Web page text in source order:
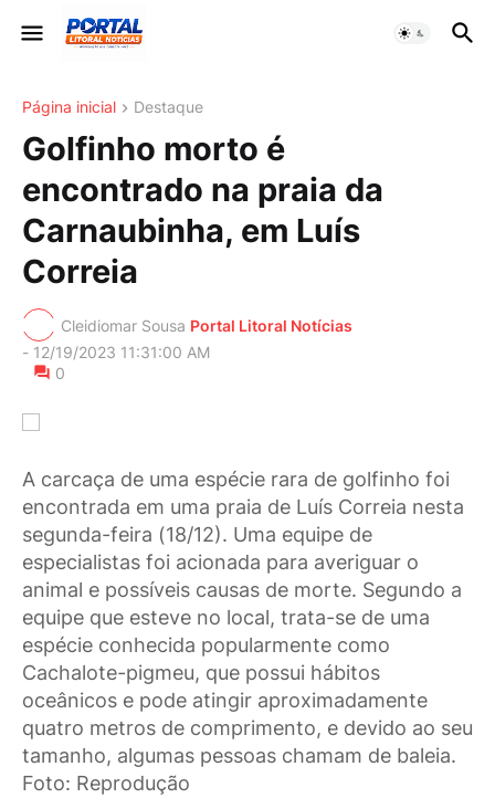
Página inicial Destaque
Golfinho morto é
encontrado na praia da
Carnaubinha, em Luís
Correia
Cleidiomar Sousa Portal Litoral Notícias
- 12/19/2023 11:31:00 AM
0
A carcaça de uma espécie rara de golfinho foi
encontrada em uma praia de Luís Correia nesta
segunda-feira (18/12). Uma equipe de
especialistas foi acionada para averiguar o
animal e possíveis causas de morte. Segundo a
equipe que esteve no local, trata-se de uma
espécie conhecida popularmente como
Cachalote-pigmeu, que possui hábitos
oceânicos e pode atingir aproximadamente
quatro metros de comprimento, e devido ao seu
tamanho, algumas pessoas chamam de baleia.
Foto: Reprodução